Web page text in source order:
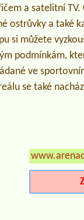
a satelitní
ostrůvky a také
si můžete
podmínkám,
ve
se také